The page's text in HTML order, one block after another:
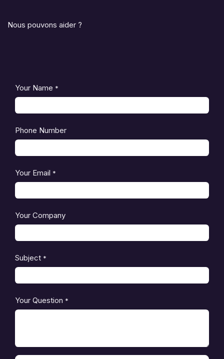
Nous pouvons aider ?
Your Name *
Phone Number
Your Email *
Your Company
Subject *
Your Question *